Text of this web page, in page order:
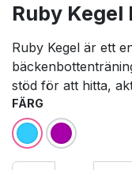
Ruby Kegel
Ruby Kegel är ett
stöd för att hitta,
FÄRG